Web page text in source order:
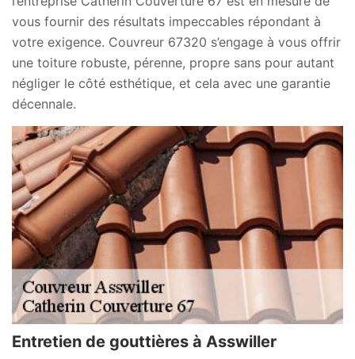
vous fournir des résultats impeccables répondant à
votre exigence. Couvreur 67320 s’engage à vous offrir
une toiture robuste, pérenne, propre sans pour autant
négliger le côté esthétique, et cela avec une garantie
décennale.
Entretien de gouttières à Asswiller